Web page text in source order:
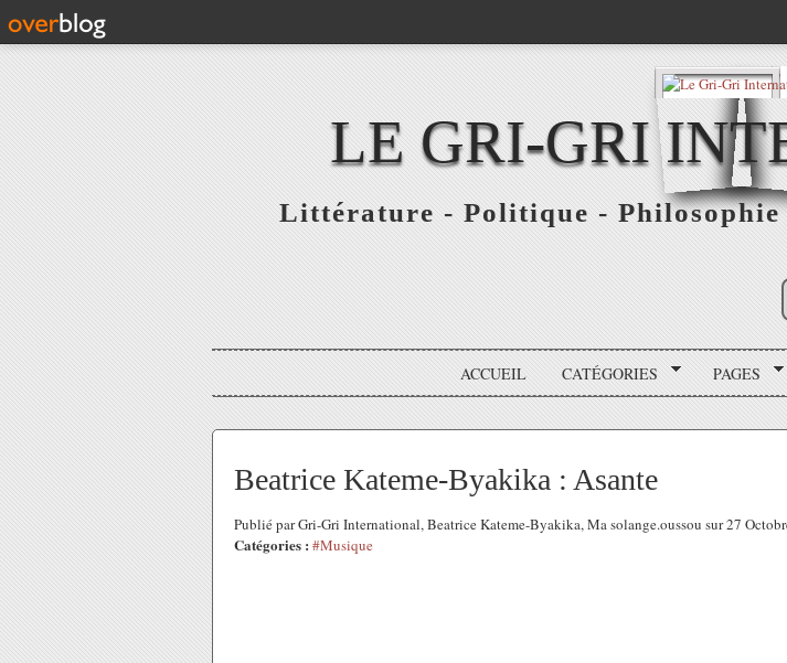
LE GRI-GRI
Littérature - Politique -
ACCUEIL CATÉGORIES PAGES
Beatrice Kateme-Byakika : Asante
Publié par Gri-Gri International, Beatrice Kateme-Byakika, Ma solange.oussou sur 27
Catégories : #Musique